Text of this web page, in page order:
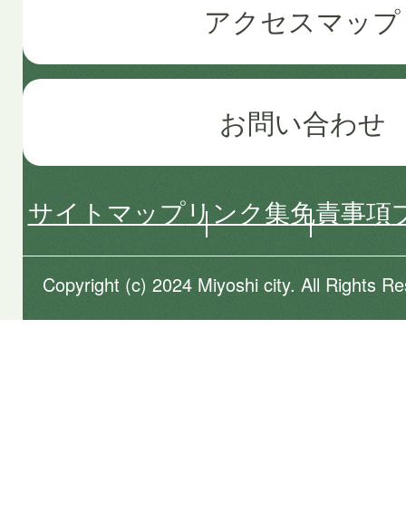
アクセスマップ
お問い合わせ
サイトマップリンク集免責事項
Copyright (c) 2024 Miyoshi city. All Rights